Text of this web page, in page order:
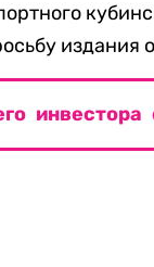
издания